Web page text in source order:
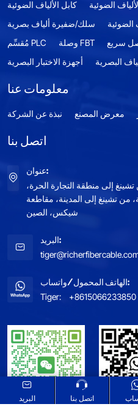
كابل الألياف الضوئية
الضوئية
سلك/ضفيرة ألياف بصرية
مُقسِّم PLC
وصلة FBT سريع
أجهزة الاختبار البصرية
البصرية
معلومات عنا
نبذة عن الشركة معرض المصنع
اتصل بنا
عنوان:
تشينغ إلى منطقة التجارة الحرة،
من تشينغ إلى المدينة، مقاطعة
شيكس، الصين
البريد:
الهاتف المحمول/واتساب:
Tiger:
+8615066233850
البريد اتصل بنا